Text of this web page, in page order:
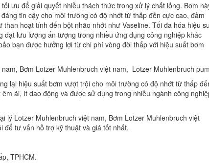
ưu để giải quyết nhiều thách thức trong xử lý chất lỏng. Bơm
tin cậy cho môi trường có độ nhớt từ thấp đến cực cao, đảm
hoạt tính đến bột nhão nhớt như Vaseline. Tối đa hóa hiệu
lưu lượng ấn tượng trong nhiều ứng dụng công nghiệp khác
bạn được hưởng lợi từ chi phí vòng đời thấp với hiệu suất bơm
Bơm Lotzer Muhlenbruch việt nam, Lotzer Muhlenbruch
lại hiệu suất bơm vượt trội cho môi trường có độ nhớt từ thấp
ái, ít dao động và được sử dụng trong nhiều ngành công
lý Lotzer Muhlenbruch việt nam, Bơm Lotzer Muhlenbruch việt
tư vấn hỗ trợ kỹ thuật và giá tốt nhất.
TPHCM.